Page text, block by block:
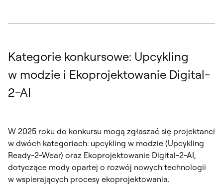
Kategorie konkursowe: Upcykling
w modzie i Ekoprojektowanie Digital-
2-AI
W 2025 roku do konkursu mogą zgłaszać się projektanci
w dwóch kategoriach: upcykling w modzie (Upcykling
Ready-2-Wear) oraz Ekoprojektowanie Digital-2-AI,
dotyczące mody opartej o rozwój nowych technologii
w wspierających procesy ekoprojektowania.